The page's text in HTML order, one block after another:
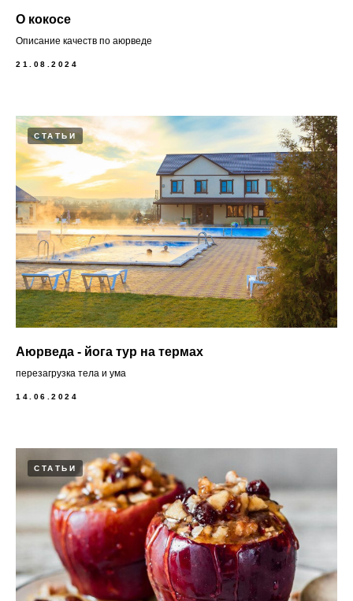
О кокосе
Описание качеств по аюрведе
21.08.2024
СТАТЬИ
Аюрведа - йога тур на термах
перезагрузка тела и ума
14.06.2024
СТАТЬИ